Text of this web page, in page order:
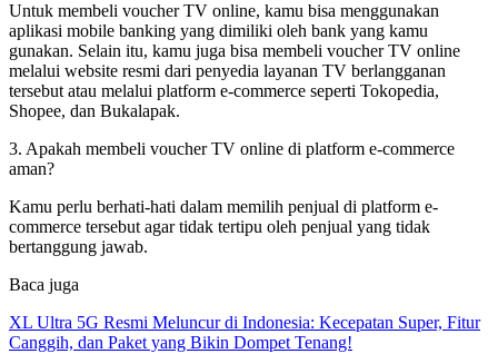
Untuk membeli voucher TV online, kamu bisa menggunakan
aplikasi mobile banking yang dimiliki oleh bank yang kamu
gunakan. Selain itu, kamu juga bisa membeli voucher TV online
melalui website resmi dari penyedia layanan TV berlangganan
tersebut atau melalui platform e-commerce seperti Tokopedia,
Shopee, dan Bukalapak.
3. Apakah membeli voucher TV online di platform e-commerce
aman?
Kamu perlu berhati-hati dalam memilih penjual di platform e-
commerce tersebut agar tidak tertipu oleh penjual yang tidak
bertanggung jawab.
Baca juga
XL Ultra 5G Resmi Meluncur di Indonesia: Kecepatan Super, Fitur
Canggih, dan Paket yang Bikin Dompet Tenang!